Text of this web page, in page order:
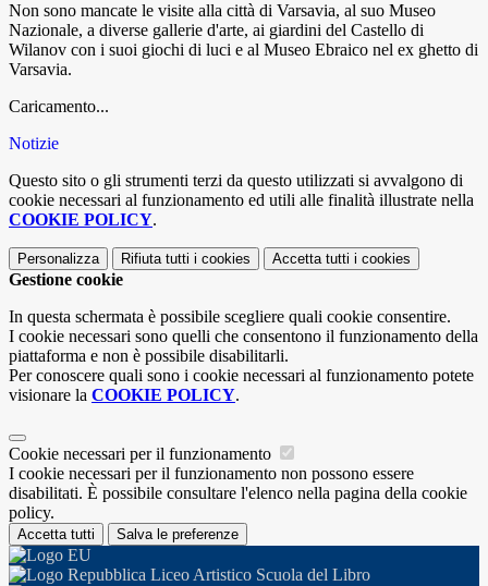
Non sono mancate le visite alla città di Varsavia, al suo Museo
Nazionale, a diverse gallerie d'arte, ai giardini del Castello di
Wilanov con i suoi giochi di luci e al Museo Ebraico nel ex ghetto di
Varsavia.
Caricamento...
Notizie
Questo sito o gli strumenti terzi da questo utilizzati si avvalgono di
cookie necessari al funzionamento ed utili alle finalità illustrate nella
COOKIE POLICY.
Personalizza Rifiuta tutti i cookies Accetta tutti i cookies
Gestione cookie
In questa schermata è possibile scegliere quali cookie consentire.
I cookie necessari sono quelli che consentono il funzionamento della
piattaforma e non è possibile disabilitarli.
Per conoscere quali sono i cookie necessari al funzionamento potete
visionare la COOKIE POLICY.
Cookie necessari per il funzionamento
I cookie necessari per il funzionamento non possono essere
disabilitati. È possibile consultare l'elenco nella pagina della cookie
policy.
Accetta tutti Salva le preferenze
Liceo Artistico Scuola del Libro